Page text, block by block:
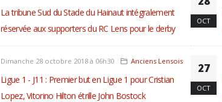
La tribune Sud du Stade du Hainaut intégralement
réservée aux supporters du RC Lens pour le derby
OCT
Dimanche 28 octobre 2018 à 06h30 Anciens Lensois
Ligue 1 - J11 : Premier but en Ligue 1 pour Cristian
Lopez, Vitorino Hilton étrille John Bostock
27
OCT